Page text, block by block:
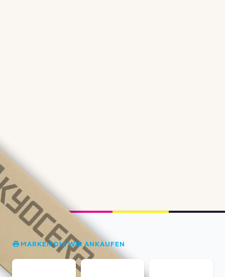
MARKEN DIE WIR ANKAUFEN